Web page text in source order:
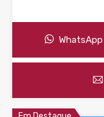
WhatsApp